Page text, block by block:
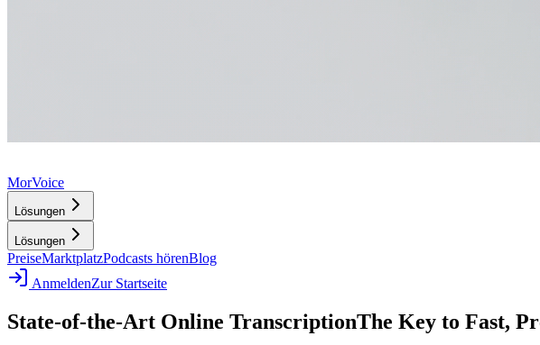
MorVoice
Lösungen
Lösungen
PreiseMarktplatzPodcasts hörenBlog
AnmeldenZur Startseite
State-of-the-Art Online TranscriptionThe Key to Fast,